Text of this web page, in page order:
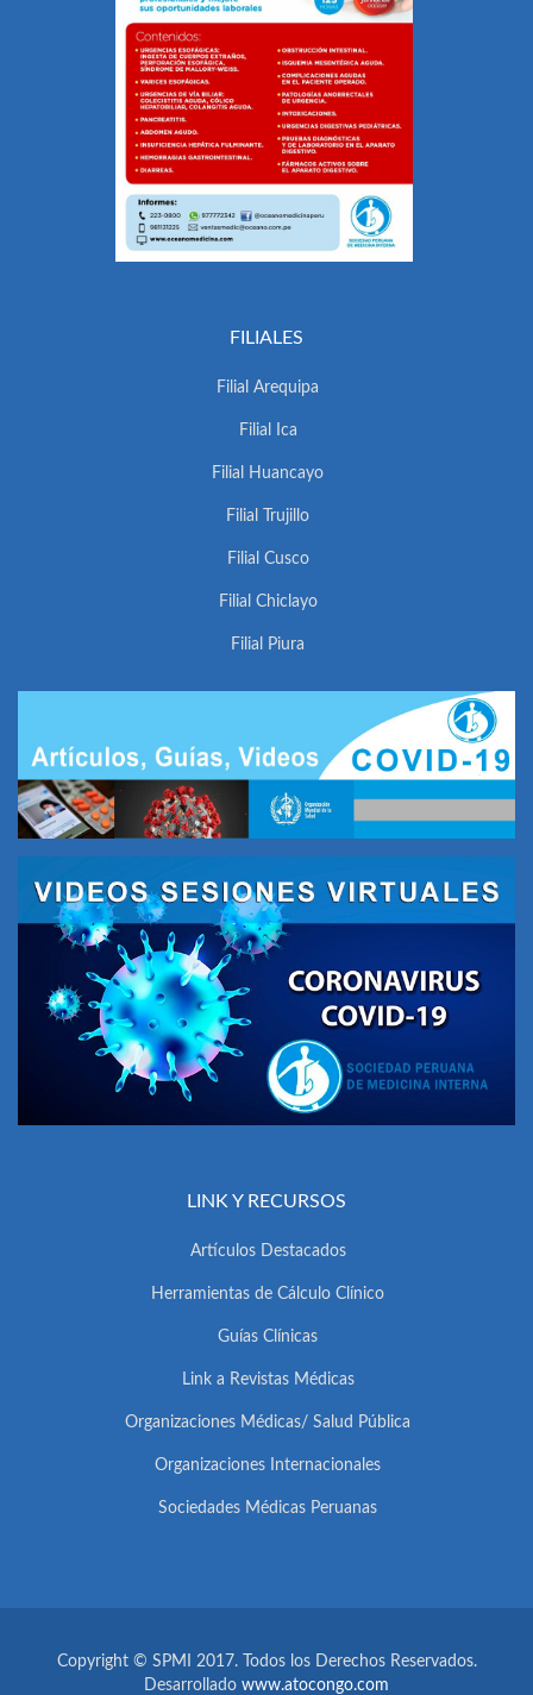
FILIALES
Filial Arequipa
Filial Ica
Filial Huancayo
Filial Trujillo
Filial Cusco
Filial Chiclayo
Filial Piura
LINK Y RECURSOS
Artículos Destacados
Herramientas de Cálculo Clínico
Guías Clínicas
Link a Revistas Médicas
Organizaciones Médicas/ Salud Pública
Organizaciones Internacionales
Sociedades Médicas Peruanas
Copyright © SPMI 2017. Todos los Derechos Reservados.
Desarrollado www.atocongo.com